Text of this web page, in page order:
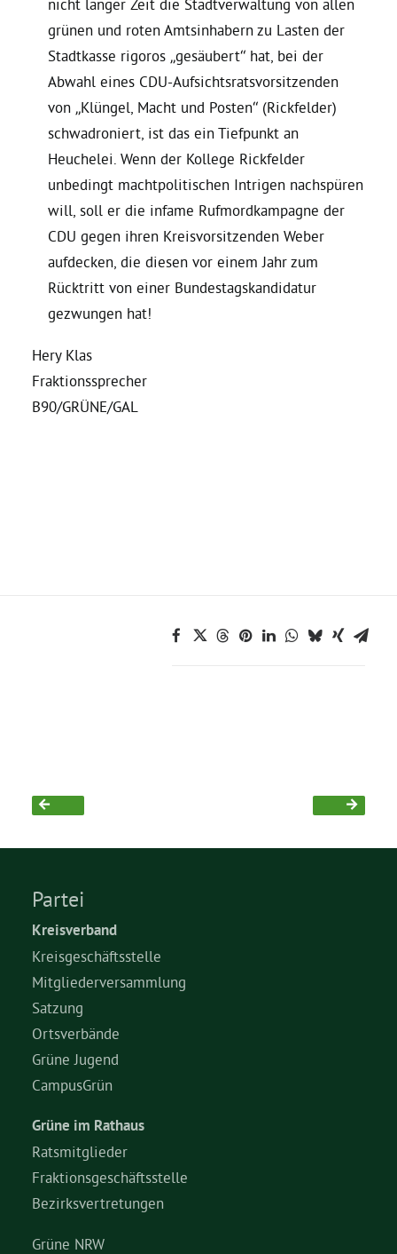
nicht langer Zeit die Stadtverwaltung von allen
grünen und roten Amtsinhabern zu Lasten der
Stadtkasse rigoros „gesäubert“ hat, bei der
Abwahl eines CDU-Aufsichtsratsvorsitzenden
von „Klüngel, Macht und Posten“ (Rickfelder)
schwadroniert, ist das ein Tiefpunkt an
Heuchelei. Wenn der Kollege Rickfelder
unbedingt machtpolitischen Intrigen nachspüren
will, soll er die infame Rufmordkampagne der
CDU gegen ihren Kreisvorsitzenden Weber
aufdecken, die diesen vor einem Jahr zum
Rücktritt von einer Bundestagskandidatur
gezwungen hat!
Hery Klas
Fraktionssprecher
B90/GRÜNE/GAL
Partei
Kreisverband
Kreisgeschäftsstelle
Mitgliederversammlung
Satzung
Ortsverbände
Grüne Jugend
CampusGrün
Grüne im Rathaus
Ratsmitglieder
Fraktionsgeschäftsstelle
Bezirksvertretungen
Grüne NRW